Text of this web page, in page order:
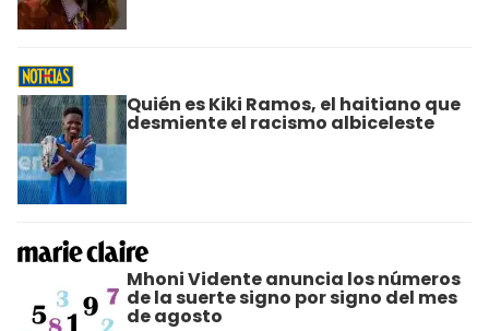
Quién es Kiki Ramos, el haitiano que
desmiente el racismo albiceleste
Mhoni Vidente anuncia los números
de la suerte signo por signo del mes
de agosto